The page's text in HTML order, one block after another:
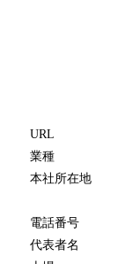
URL
業種
本社所在地
電話番号
代表者名